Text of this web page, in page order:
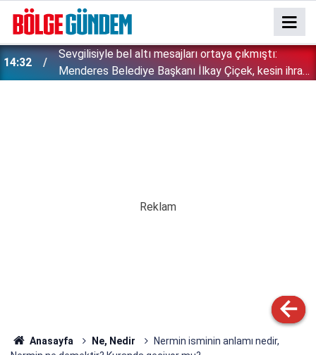
14:32
Sevgilisiyle bel altı mesajları ortaya çıkmıştı:
Menderes Belediye Başkanı İlkay Çiçek, kesin ihraç
Anasayfa Ne, Nedir
Nermin isminin anlamı nedir,